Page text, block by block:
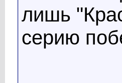
лишь
серию